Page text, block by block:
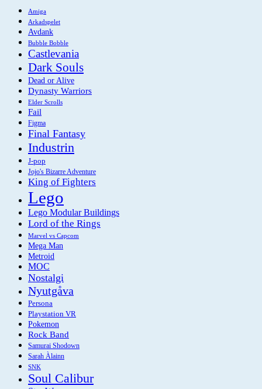
Amiga
Arkadspelet
Avdank
Bubble Bobble
Castlevania
Dark Souls
Dead or Alive
Dynasty Warriors
Elder Scrolls
Fail
Figma
Final Fantasy
Industrin
J-pop
Jojo's Bizarre Adventure
King of Fighters
Lego
Lego Modular Buildings
Lord of the Rings
Marvel vs Capcom
Mega Man
Metroid
MOC
Nostalgi
Nyutgåva
Persona
Playstation VR
Pokemon
Rock Band
Samurai Shodown
Sarah Àlainn
SNK
Soul Calibur